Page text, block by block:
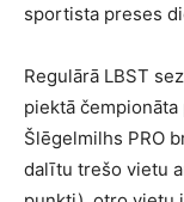
sportista preses
Regulārā LBST
piektā
Šlēgelmilhs PRO
dalītu trešo vietu